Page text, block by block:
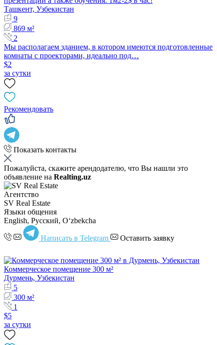
Ташкент, Узбекистан
9
869 м²
2
Мы располагаем зданием, в котором имеются подготовленные
комнаты с проекторами, идеально под…
$2
за сутки
Рекомендовать
Показать контакты
Пожалуйста, скажите арендодателю, что Вы нашли это
объявление на Realting.uz
Агентство
SV Real Estate
Языки общения
English, Русский, Oʻzbekcha
Написать в Telegram Оставить заявку
Коммерческое помещение 300 м²
Дурмень, Узбекистан
5
300 м²
1
$5
за сутки